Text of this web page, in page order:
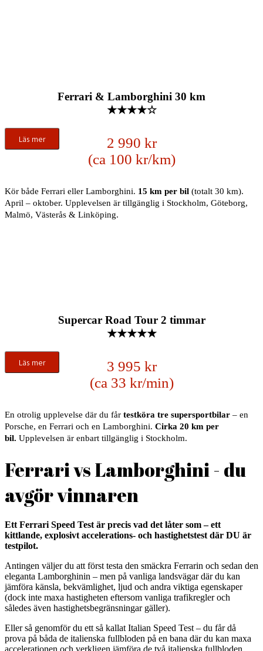
Ferrari & Lamborghini 30 km
★★★★☆
Läs mer
2 990 kr
(ca 100 kr/km)
Kör både Ferrari eller Lamborghini. 15 km per bil (totalt 30 km).
April – oktober. Upplevelsen är tillgänglig i Stockholm, Göteborg,
Malmö, Västerås & Linköping.
Supercar Road Tour 2 timmar
★★★★★
Läs mer
3 995 kr
(ca 33 kr/min)
En otrolig upplevelse där du får testköra tre supersportbilar – en
Porsche, en Ferrari och en Lamborghini. Cirka 20 km per
bil. Upplevelsen är enbart tillgänglig i Stockholm.
Ferrari vs Lamborghini - du
avgör vinnaren
Ett Ferrari Speed Test är precis vad det låter som – ett
kittlande, explosivt accelerations- och hastighetstest där DU är
testpilot.
Antingen väljer du att först testa den smäckra Ferrarin och sedan den
eleganta Lamborghinin – men på vanliga landsvägar där du kan
jämföra känsla, bekvämlighet, ljud och andra viktiga egenskaper
(dock inte maxa hastigheten eftersom vanliga trafikregler och
således även hastighetsbegränsningar gäller).
Eller så genomför du ett så kallat Italian Speed Test – du får då
prova på båda de italienska fullbloden på en bana där du kan maxa